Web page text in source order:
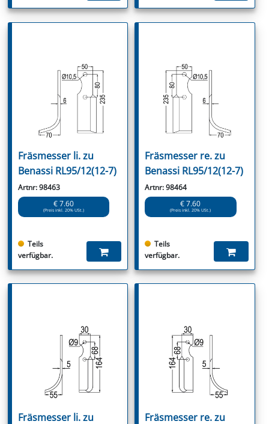
Fräsmesser li. zu
Benassi RL95/12(12-7)
Artnr: 98463
€ 7.60
(Preis inkl. 20% USt.)
Teils
verfügbar.
Fräsmesser re. zu
Benassi RL95/12(12-7)
Artnr: 98464
€ 7.60
(Preis inkl. 20% USt.)
Teils
verfügbar.
Fräsmesser li. zu
Fräsmesser re. zu